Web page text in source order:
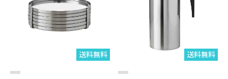
送料無料 送料無料